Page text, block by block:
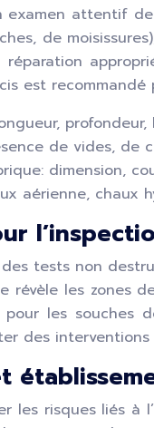
examen attentif
de
est
profondeur,
de vides, de
dimension,
aérienne, chaux
tests non
révèle les zones
les souches
des interventions
les risques liés